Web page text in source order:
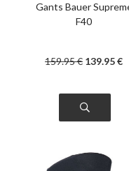
Gants Bauer
F40
159.95€ 139.95€